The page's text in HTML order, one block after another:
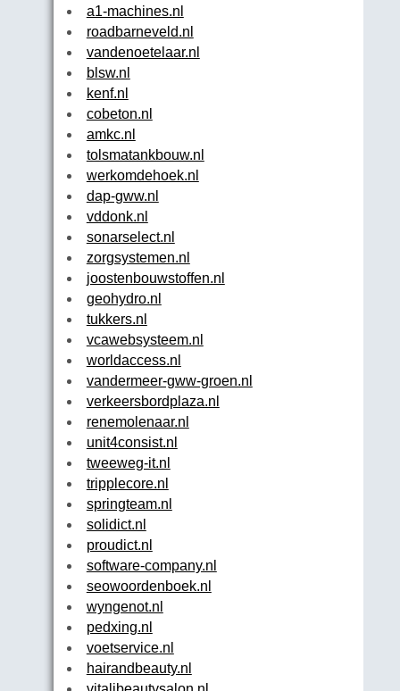
a1-machines.nl
roadbarneveld.nl
vandenoetelaar.nl
blsw.nl
kenf.nl
cobeton.nl
amkc.nl
tolsmatankbouw.nl
werkomdehoek.nl
dap-gww.nl
vddonk.nl
sonarselect.nl
zorgsystemen.nl
joostenbouwstoffen.nl
geohydro.nl
tukkers.nl
vcawebsysteem.nl
worldaccess.nl
vandermeer-gww-groen.nl
verkeersbordplaza.nl
renemolenaar.nl
unit4consist.nl
tweeweg-it.nl
tripplecore.nl
springteam.nl
solidict.nl
proudict.nl
software-company.nl
seowoordenboek.nl
wyngenot.nl
pedxing.nl
voetservice.nl
hairandbeauty.nl